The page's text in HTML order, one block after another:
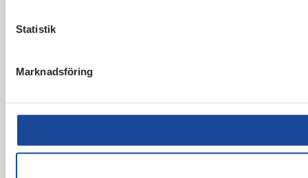
Statistik
Marknadsföring